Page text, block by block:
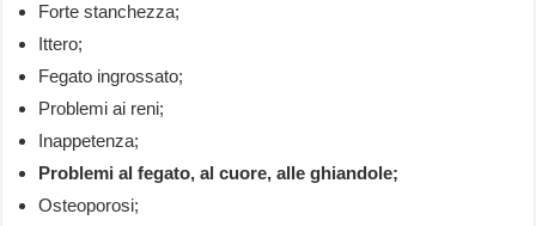
Forte stanchezza;
Ittero;
Fegato ingrossato;
Problemi ai reni;
Inappetenza;
Problemi al fegato, al cuore, alle ghiandole;
Osteoporosi;